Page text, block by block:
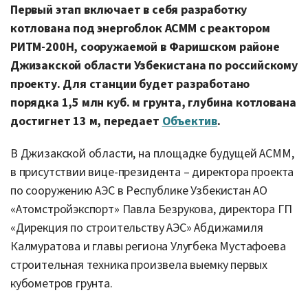
Первый этап включает в себя разработку
котлована под энергоблок АСММ с реактором
РИТМ-200Н, сооружаемой в Фаришском районе
Джизакской области Узбекистана по российскому
проекту. Для станции будет разработано
порядка 1,5 млн куб. м грунта, глубина котлована
достигнет 13 м, передает Объектив.
В Джизакской области, на площадке будущей АСММ,
в присутствии вице-президента – директора проекта
по сооружению АЭС в Республике Узбекистан АО
«Атомстройэкспорт» Павла Безрукова, директора ГП
«Дирекция по строительству АЭС» Абдижамиля
Калмуратова и главы региона Улугбека Мустафоева
строительная техника произвела выемку первых
кубометров грунта.